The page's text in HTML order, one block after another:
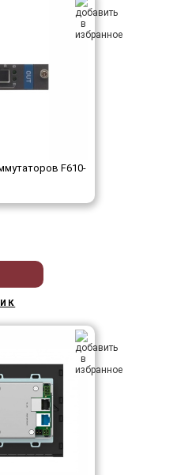
F610-